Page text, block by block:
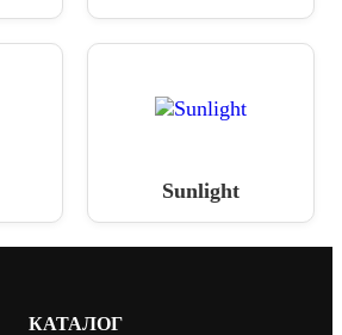
Sunlight
КАТАЛОГ